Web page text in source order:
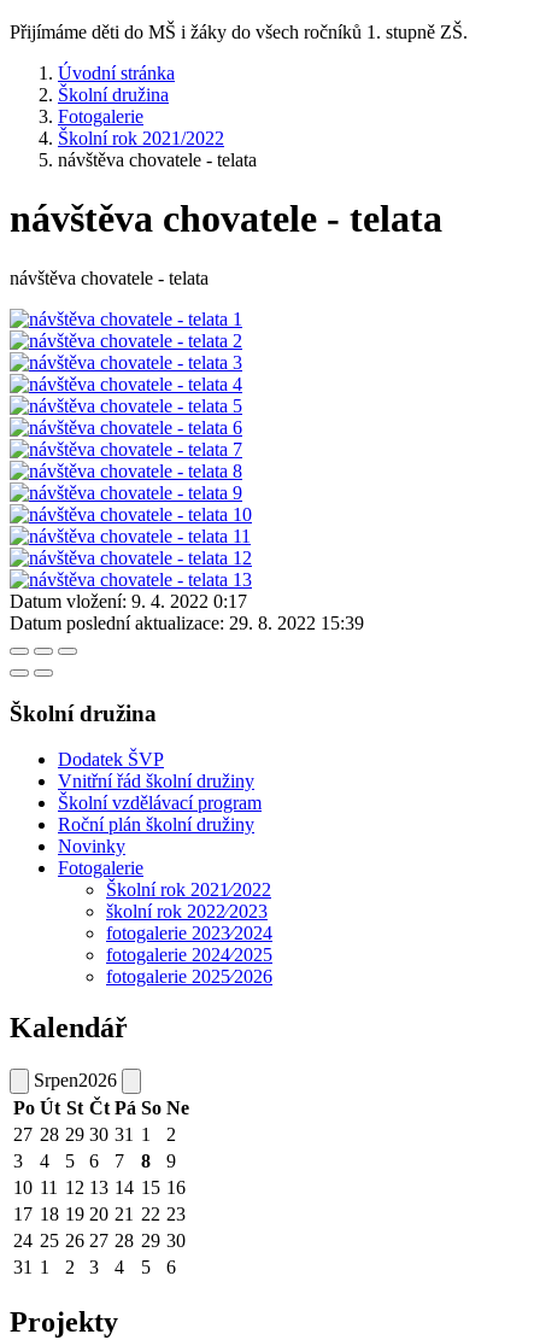
Přijímáme děti do MŠ i žáky do všech ročníků 1. stupně ZŠ.
Úvodní stránka
Školní družina
Fotogalerie
Školní rok 2021/2022
návštěva chovatele - telata
návštěva chovatele - telata
návštěva chovatele - telata
Datum vložení: 9. 4. 2022 0:17
Datum poslední aktualizace: 29. 8. 2022 15:39
Školní družina
Dodatek ŠVP
Vnitřní řád školní družiny
Školní vzdělávací program
Roční plán školní družiny
Novinky
Fotogalerie
Školní rok 2021⁄2022
školní rok 2022⁄2023
fotogalerie 2023⁄2024
fotogalerie 2024⁄2025
fotogalerie 2025⁄2026
Kalendář
Srpen2026
Po Út St Čt Pá So Ne
27 28 29 30 31 1
2
3
4 5 6 7 8
9
10 11 12 13 14 15 16
17 18 19 20 21 22 23
24 25 26 27 28 29 30
31 1 2 3 4 5 6
Projekty